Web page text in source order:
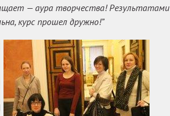
— аура творчества! Результатами
курс прошел дружно!”